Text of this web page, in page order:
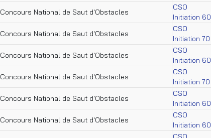
Concours National de Saut d'Obstacles
CSO
Initiation 60
Concours National de Saut d'Obstacles
CSO
Initiation 70
Concours National de Saut d'Obstacles
CSO
Initiation 60
Concours National de Saut d'Obstacles
CSO
Initiation 70
Concours National de Saut d'Obstacles
CSO
Initiation 60
Concours National de Saut d'Obstacles
CSO
Initiation 60
CSO